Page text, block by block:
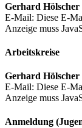
Gerhard Hölscher
E-Mail: Diese E-
Anzeige muss
Arbeitskreise
Gerhard Hölscher
E-Mail: Diese E-
Anzeige muss
Anmeldung